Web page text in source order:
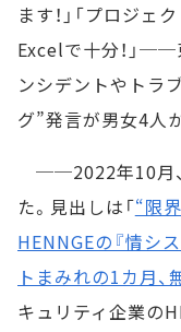
ます！」「プロジェ
Excelで十分！」──
ンシデントやトラ
グ”発言が男女4人
──2022年10月、
た。見出しは「“限
HENNGEの『情シ
トまみれの1カ月
キュリティ企業の